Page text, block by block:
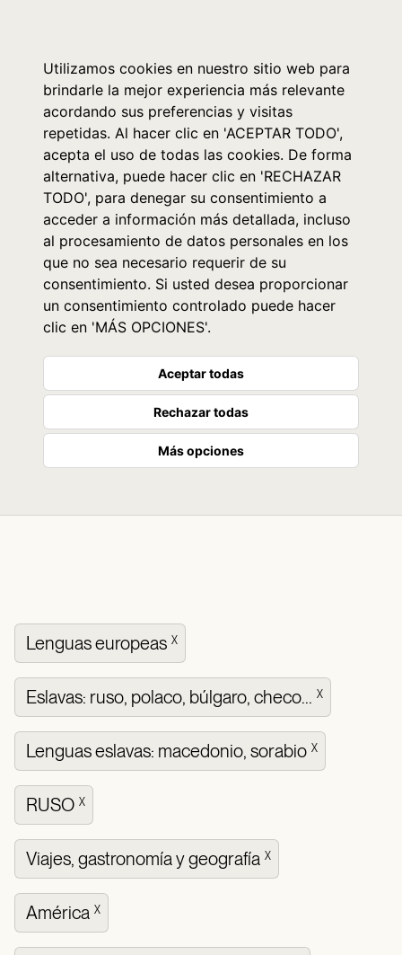
Utilizamos cookies en nuestro sitio web para
brindarle la mejor experiencia más relevante
acordando sus preferencias y visitas
repetidas. Al hacer clic en 'ACEPTAR TODO',
acepta el uso de todas las cookies. De forma
alternativa, puede hacer clic en 'RECHAZAR
TODO', para denegar su consentimiento a
acceder a información más detallada, incluso
al procesamiento de datos personales en los
que no sea necesario requerir de su
consentimiento. Si usted desea proporcionar
un consentimiento controlado puede hacer
clic en 'MÁS OPCIONES'.
Aceptar todas
Rechazar todas
Más opciones
Lenguas europeas X
Eslavas: ruso, polaco, búlgaro, checo... X
Lenguas eslavas: macedonio, sorabio X
RUSO X
Viajes, gastronomía y geografía X
América X